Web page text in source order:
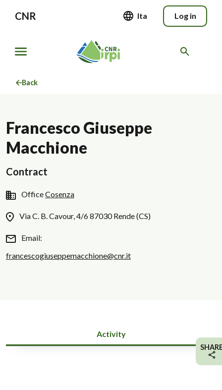
CNR Ita Log in
Back
Francesco Giuseppe
Macchione
Contract
OfficeCosenza
Via C. B. Cavour, 4/6 87030 Rende (CS)
Email:
francescogiuseppemacchione@cnr.it
Activity